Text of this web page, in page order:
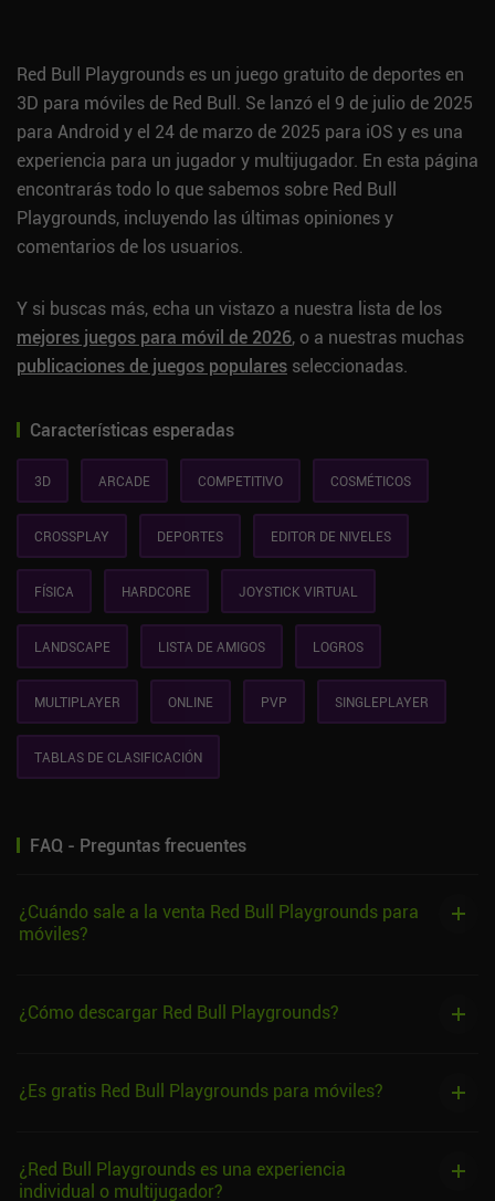
Red Bull Playgrounds es un juego gratuito de deportes en
3D para móviles de Red Bull. Se lanzó el 9 de julio de 2025
para Android y el 24 de marzo de 2025 para iOS y es una
experiencia para un jugador y multijugador. En esta página
encontrarás todo lo que sabemos sobre Red Bull
Playgrounds, incluyendo las últimas opiniones y
comentarios de los usuarios.
Y si buscas más, echa un vistazo a nuestra lista de los
mejores juegos para móvil de 2026, o a nuestras muchas
publicaciones de juegos populares seleccionadas.
Características esperadas
3D ARCADE COMPETITIVO COSMÉTICOS
CROSSPLAY DEPORTES EDITOR DE NIVELES
FÍSICA HARDCORE JOYSTICK VIRTUAL
LANDSCAPE LISTA DE AMIGOS LOGROS
MULTIPLAYER ONLINE PVP SINGLEPLAYER
TABLAS DE CLASIFICACIÓN
FAQ - Preguntas frecuentes
¿Cuándo sale a la venta Red Bull Playgrounds para
móviles?
¿Cómo descargar Red Bull Playgrounds?
¿Es gratis Red Bull Playgrounds para móviles?
¿Red Bull Playgrounds es una experiencia
individual o multijugador?